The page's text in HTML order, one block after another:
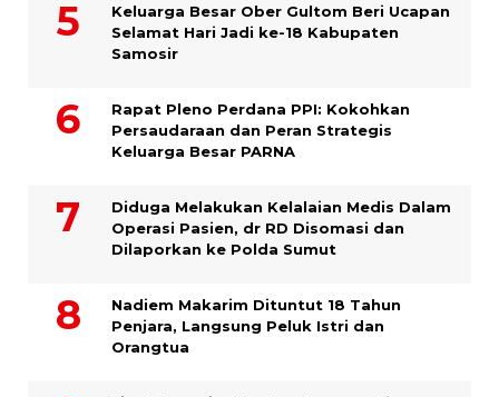
Keluarga Besar Ober Gultom Beri Ucapan
Selamat Hari Jadi ke-18 Kabupaten
Samosir
Rapat Pleno Perdana PPI: Kokohkan
Persaudaraan dan Peran Strategis
Keluarga Besar PARNA
Diduga Melakukan Kelalaian Medis Dalam
Operasi Pasien, dr RD Disomasi dan
Dilaporkan ke Polda Sumut
​Nadiem Makarim Dituntut 18 Tahun
Penjara, Langsung Peluk Istri dan
Orangtua